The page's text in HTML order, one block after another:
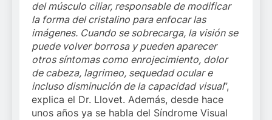
del músculo ciliar, responsable de modificar
la forma del cristalino para enfocar las
imágenes. Cuando se sobrecarga, la visión se
puede volver borrosa y pueden aparecer
otros síntomas como enrojecimiento, dolor
de cabeza, lagrimeo, sequedad ocular e
incluso disminución de la capacidad visual”,
explica el Dr. Llovet. Además, desde hace
unos años ya se habla del Síndrome Visual